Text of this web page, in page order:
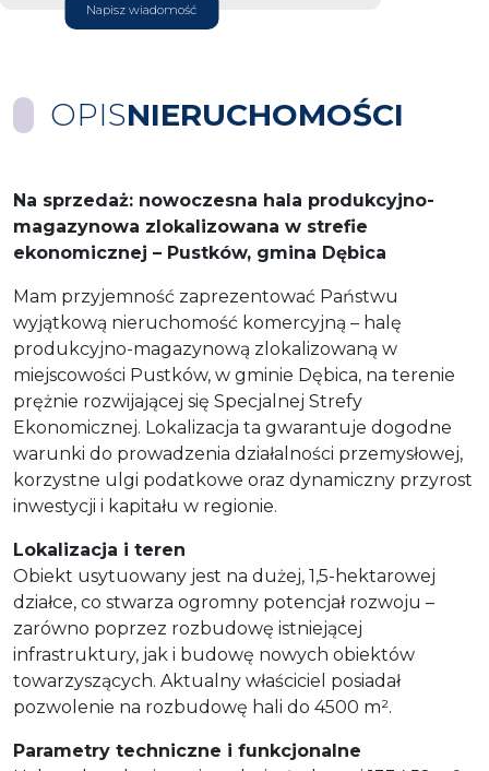
Napisz wiadomość
OPISNIERUCHOMOŚCI
Na sprzedaż: nowoczesna hala produkcyjno-
magazynowa zlokalizowana w strefie
ekonomicznej – Pustków, gmina Dębica
Mam przyjemność zaprezentować Państwu
wyjątkową nieruchomość komercyjną – halę
produkcyjno-magazynową zlokalizowaną w
miejscowości Pustków, w gminie Dębica, na terenie
prężnie rozwijającej się Specjalnej Strefy
Ekonomicznej. Lokalizacja ta gwarantuje dogodne
warunki do prowadzenia działalności przemysłowej,
korzystne ulgi podatkowe oraz dynamiczny przyrost
inwestycji i kapitału w regionie.
Lokalizacja i teren
Obiekt usytuowany jest na dużej, 1,5-hektarowej
działce, co stwarza ogromny potencjał rozwoju –
zarówno poprzez rozbudowę istniejącej
infrastruktury, jak i budowę nowych obiektów
towarzyszących. Aktualny właściciel posiadał
pozwolenie na rozbudowę hali do 4500 m².
Parametry techniczne i funkcjonalne